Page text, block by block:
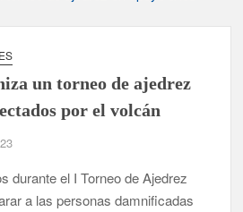
un torneo de ajedrez
por el volcán
durante el I Torneo de Ajedrez
a las personas damnificadas